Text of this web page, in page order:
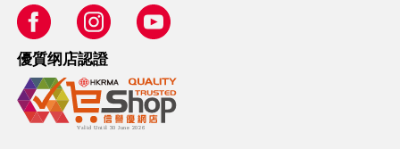
優質纲店認證